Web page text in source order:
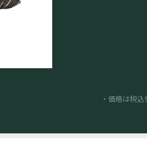
・価格は税込